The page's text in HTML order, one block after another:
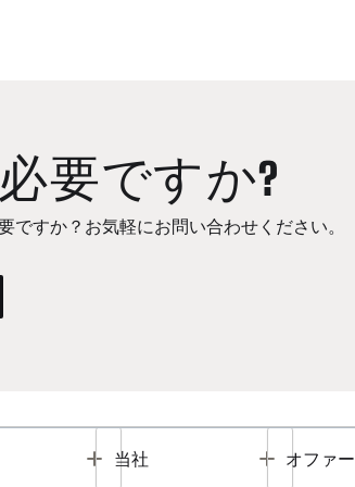
要ですか?
ですか？お気軽にお問い合わせください。
Toggle
当社 Toggle
オファー